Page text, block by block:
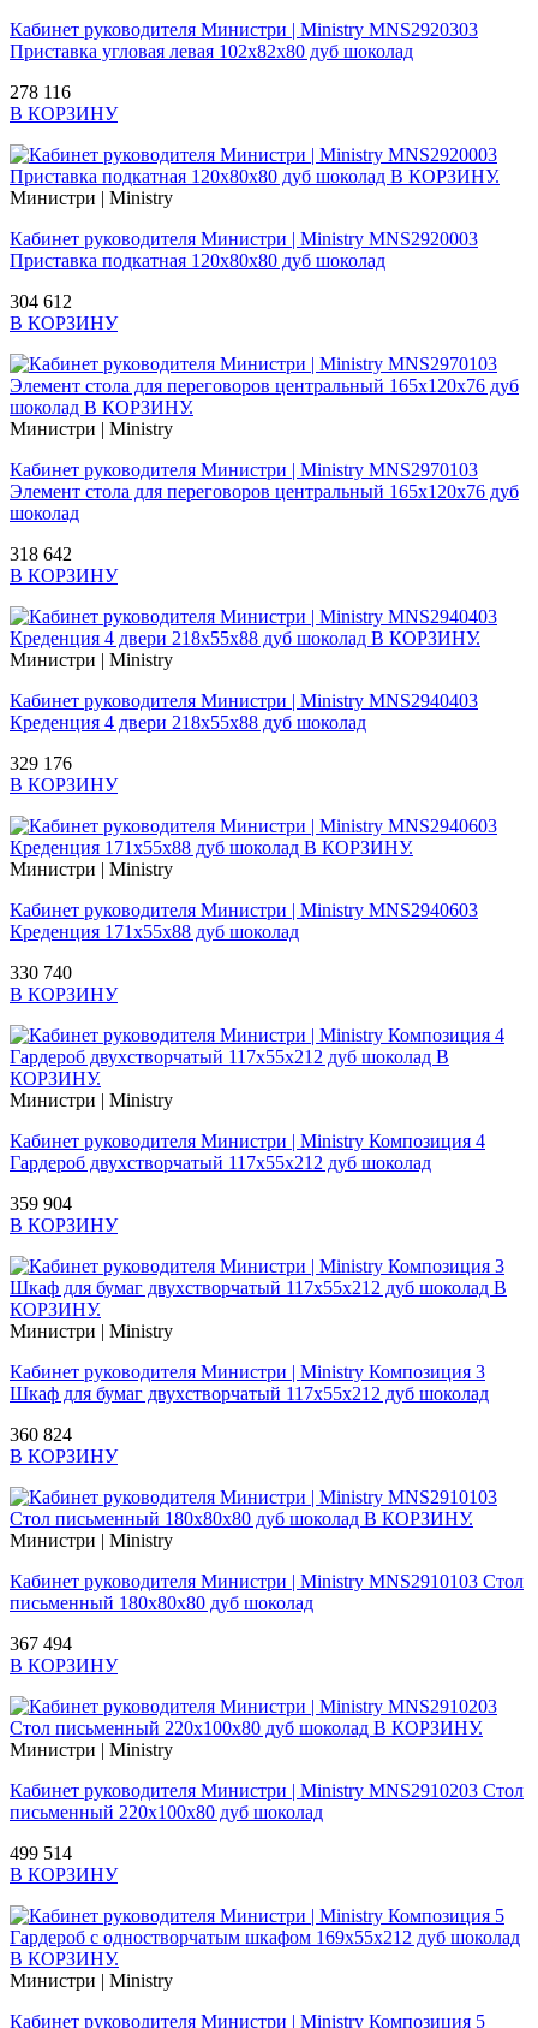
Кабинет руководителя Министри | Ministry MNS2920303
Приставка угловая левая 102x82x80 дуб шоколад
278 116
В КОРЗИНУ
Министри | Ministry
Кабинет руководителя Министри | Ministry MNS2920003
Приставка подкатная 120x80x80 дуб шоколад
304 612
В КОРЗИНУ
Министри | Ministry
Кабинет руководителя Министри | Ministry MNS2970103
Элемент стола для переговоров центральный 165x120x76 дуб
шоколад
318 642
В КОРЗИНУ
Министри | Ministry
Кабинет руководителя Министри | Ministry MNS2940403
Креденция 4 двери 218x55x88 дуб шоколад
329 176
В КОРЗИНУ
Министри | Ministry
Кабинет руководителя Министри | Ministry MNS2940603
Креденция 171x55x88 дуб шоколад
330 740
В КОРЗИНУ
Министри | Ministry
Кабинет руководителя Министри | Ministry Композиция 4
Гардероб двухстворчатый 117х55х212 дуб шоколад
359 904
В КОРЗИНУ
Министри | Ministry
Кабинет руководителя Министри | Ministry Композиция 3
Шкаф для бумаг двухстворчатый 117х55х212 дуб шоколад
360 824
В КОРЗИНУ
Министри | Ministry
Кабинет руководителя Министри | Ministry MNS2910103 Стол
письменный 180x80x80 дуб шоколад
367 494
В КОРЗИНУ
Министри | Ministry
Кабинет руководителя Министри | Ministry MNS2910203 Стол
письменный 220x100x80 дуб шоколад
499 514
В КОРЗИНУ
Министри | Ministry
Кабинет руководителя Министри | Ministry Композиция 5